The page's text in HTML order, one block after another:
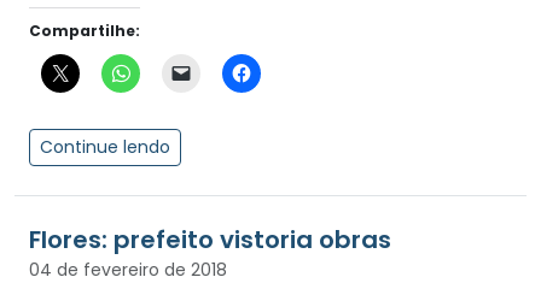
Compartilhe:
Continue lendo
Flores: prefeito vistoria obras
04 de fevereiro de 2018